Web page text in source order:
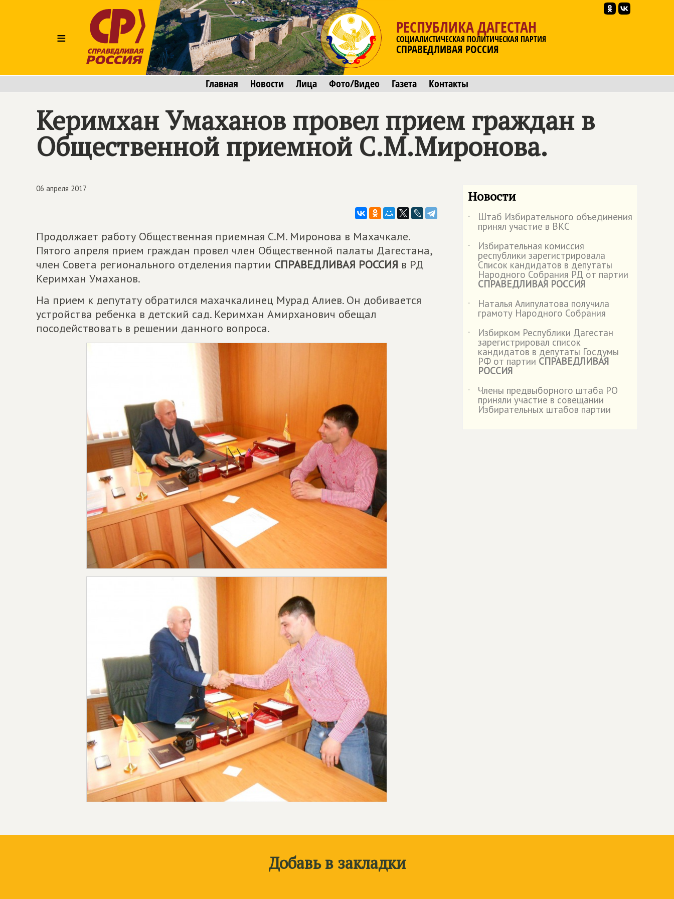
≡
РЕСПУБЛИКА ДАГЕСТАН
СОЦИАЛИСТИЧЕСКАЯ ПОЛИТИЧЕСКАЯ ПАРТИЯ
СПРАВЕДЛИВАЯ РОССИЯ
Главная Новости Лица Фото/Видео Газета Контакты
Керимхан Умаханов провел прием граждан в
Общественной приемной С.М.Миронова.
06 апреля 2017
Продолжает работу Общественная приемная С.М. Миронова в Махачкале.
Пятого апреля прием граждан провел член Общественной палаты Дагестана,
член Совета регионального отделения партии СПРАВЕДЛИВАЯ РОССИЯ в РД
Керимхан Умаханов.
На прием к депутату обратился махачкалинец Мурад Алиев. Он добивается
устройства ребенка в детский сад. Керимхан Амирханович обещал
посодействовать в решении данного вопроса.
Новости
˙ Штаб Избирательного объединения
принял участие в ВКС
˙
Избирательная комиссия
республики зарегистрировала
Список кандидатов в депутаты
Народного Собрания РД от партии
СПРАВЕДЛИВАЯ РОССИЯ
˙
Наталья Алипулатова получила
грамоту Народного Собрания
˙
Избирком Республики Дагестан
зарегистрировал список
кандидатов в депутаты Госдумы
РФ от партии СПРАВЕДЛИВАЯ
РОССИЯ
˙
Члены предвыборного штаба РО
приняли участие в совещании
Избирательных штабов партии
Добавь в закладки